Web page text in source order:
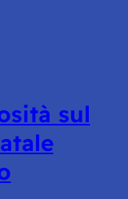
sul